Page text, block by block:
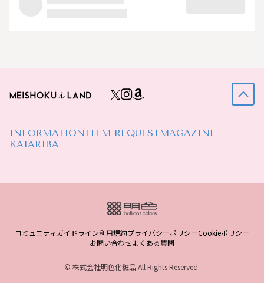
INFORMATION ITEM REQUESTMAGAZINE
KATARIBA
コミュニティガイドライン利用規約プライバシーポリシーCookieポリシー
お問い合わせよくある質問
© 株式会社明色化粧品 All Rights Reserved.